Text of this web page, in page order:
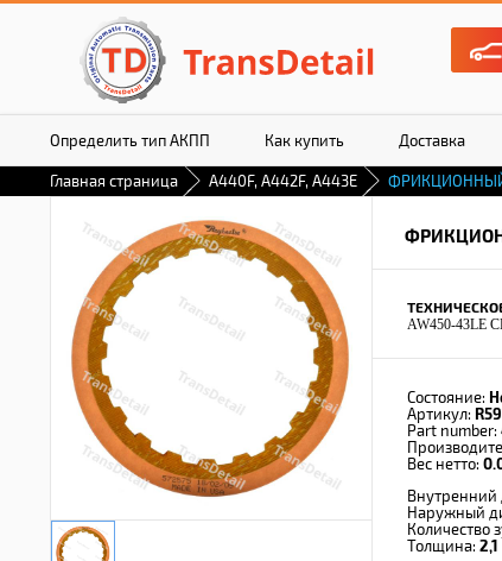
Определить тип АКПП Как купить Доставка
Главная страница A440F, A442F, A443E
AW450-43LE
Состояние:
Артикул:
Part number:
Вес нетто:
Внутренний
Наружный
Количество
Толщина: 2,1